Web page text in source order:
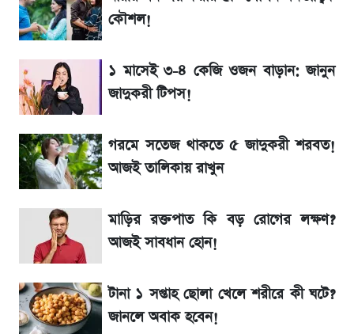
আগে দেখে নিন, আজকের সোনার নতুন দাম
SSc Result 2026 তারিখ চূড়ান্ত, স্কুলে ভর্তি
নিয়ে নতুন নিয়ম
মেসির জীবনে নেমে এলো শোকের ছায়া
La Liga 2026-2027: সর্বশেষ পয়েন্ট টেবিল ও
খবর
সরকারি চাকরিজীবীদের জন্য বড় সুখবর!
কৌশল!
১ মাসেই ৩-৪ কেজি ওজন বাড়ান: জানুন
জাদুকরী টিপস!
গরমে সতেজ থাকতে ৫ জাদুকরী শরবত!
আজই তালিকায় রাখুন
মাড়ির রক্তপাত কি বড় রোগের লক্ষণ?
আজই সাবধান হোন!
টানা ১ সপ্তাহ ছোলা খেলে শরীরে কী ঘটে?
জানলে অবাক হবেন!